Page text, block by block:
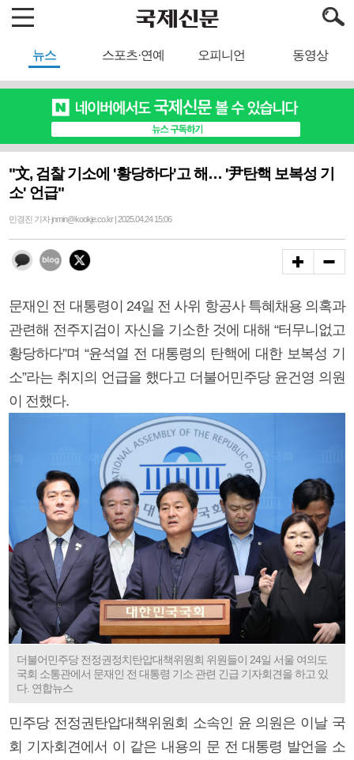
뉴스 스포츠·연예 오피니언 동영상
"文, 검찰 기소에 '황당하다'고 해… '尹탄핵 보복성 기
소' 언급"
민경진 기자 jnmin@kookje.co.kr | 2025.04.24 15:06
문재인 전 대통령이 24일 전 사위 항공사 특혜채용 의혹과
관련해 전주지검이 자신을 기소한 것에 대해 “터무니없고
황당하다”며 “윤석열 전 대통령의 탄핵에 대한 보복성 기
소”라는 취지의 언급을 했다고 더불어민주당 윤건영 의원
이 전했다.
더불어민주당 전정권정치탄압대책위원회 위원들이 24일 서울 여의도
국회 소통관에서 문재인 전 대통령 기소 관련 긴급 기자회견을 하고 있
다. 연합뉴스
민주당 전정권탄압대책위원회 소속인 윤 의원은 이날 국
회 기자회견에서 이 같은 내용의 문 전 대통령 발언을 소